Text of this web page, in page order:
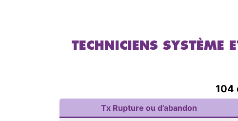
TECHNICIENS
104
Tx Rupture ou d’abandon